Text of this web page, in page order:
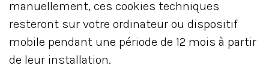
manuellement, ces cookies techniques
resteront sur votre ordinateur ou dispositif
mobile pendant une période de 12 mois à partir
de leur installation.